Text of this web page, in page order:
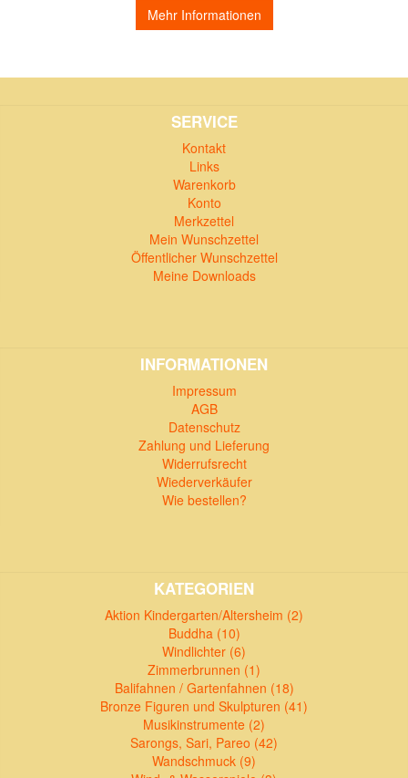
Mehr Informationen
SERVICE
Kontakt
Links
Warenkorb
Konto
Merkzettel
Mein Wunschzettel
Öffentlicher Wunschzettel
Meine Downloads
INFORMATIONEN
Impressum
AGB
Datenschutz
Zahlung und Lieferung
Widerrufsrecht
Wiederverkäufer
Wie bestellen?
KATEGORIEN
Aktion Kindergarten/Altersheim (2)
Buddha (10)
Windlichter (6)
Zimmerbrunnen (1)
Balifahnen / Gartenfahnen (18)
Bronze Figuren und Skulpturen (41)
Musikinstrumente (2)
Sarongs, Sari, Pareo (42)
Wandschmuck (9)